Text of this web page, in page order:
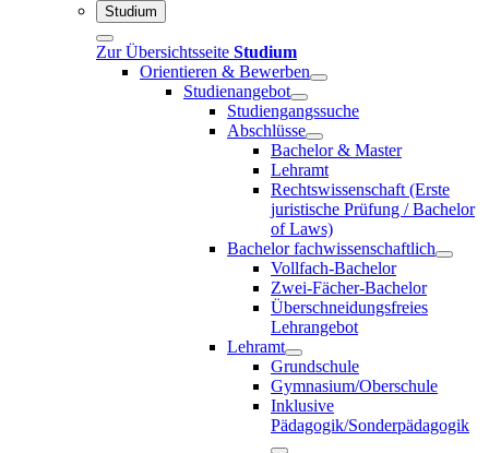
Studium
Zur Übersichtsseite Studium
Orientieren & Bewerben
Studienangebot
Studiengangssuche
Abschlüsse
Bachelor & Master
Lehramt
Rechtswissenschaft (Erste
juristische Prüfung / Bachelor
of Laws)
Bachelor fachwissenschaftlich
Vollfach-Bachelor
Zwei-Fächer-Bachelor
Überschneidungsfreies
Lehrangebot
Lehramt
Grundschule
Gymnasium/Oberschule
Inklusive
Pädagogik/Sonderpädagogik